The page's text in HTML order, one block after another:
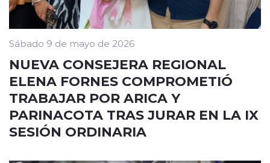
Sábado 9 de mayo de 2026
NUEVA CONSEJERA REGIONAL
ELENA FORNES COMPROMETIÓ
TRABAJAR POR ARICA Y
PARINACOTA TRAS JURAR EN LA IX
SESIÓN ORDINARIA